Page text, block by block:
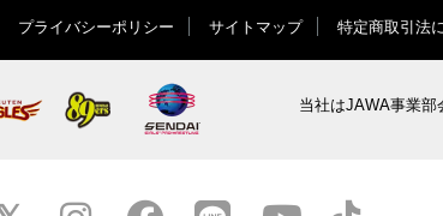
プライバシーポリシー サイトマップ 特定商取引法
当社はJAWA事業部